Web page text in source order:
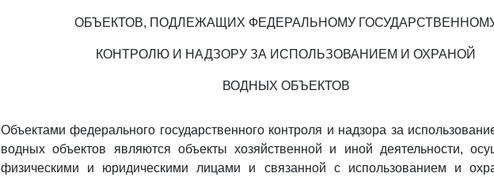
ОБЪЕКТОВ, ПОДЛЕЖАЩИХ ФЕДЕРАЛЬНОМУ
КОНТРОЛЮ И НАДЗОРУ ЗА ИСПОЛЬЗОВАНИЕМ И ОХРАНОЙ
ВОДНЫХ ОБЪЕКТОВ
Объектами федерального государственного контроля и надзора за
водных объектов являются объекты хозяйственной и иной деятельности,
физическими и юридическими лицами и связанной с использованием и